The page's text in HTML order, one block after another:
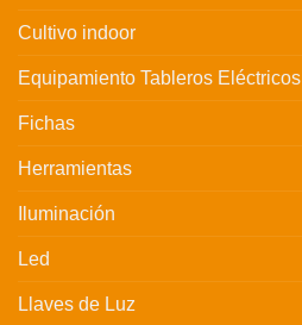
Cultivo indoor
Equipamiento Tableros Eléctricos
Fichas
Herramientas
Iluminación
Led
Llaves de Luz